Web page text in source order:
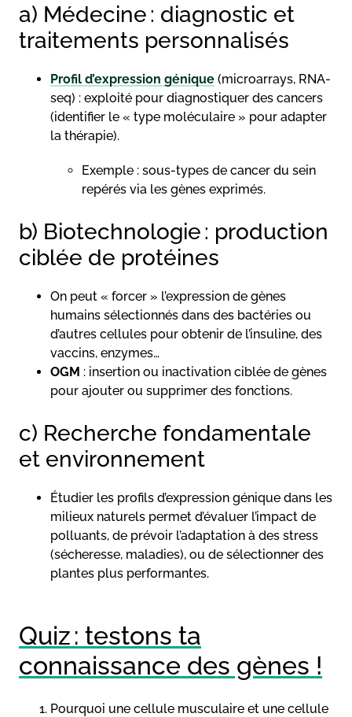
a) Médecine : diagnostic et
traitements personnalisés
Profil d’expression génique (microarrays, RNA-
seq) : exploité pour diagnostiquer des cancers
(identifier le « type moléculaire » pour adapter
la thérapie).
Exemple : sous-types de cancer du sein
repérés via les gènes exprimés.
b) Biotechnologie : production
ciblée de protéines
On peut « forcer » l’expression de gènes
humains sélectionnés dans des bactéries ou
d’autres cellules pour obtenir de l’insuline, des
vaccins, enzymes…
OGM : insertion ou inactivation ciblée de gènes
pour ajouter ou supprimer des fonctions.
c) Recherche fondamentale
et environnement
Étudier les profils d’expression génique dans les
milieux naturels permet d’évaluer l’impact de
polluants, de prévoir l’adaptation à des stress
(sécheresse, maladies), ou de sélectionner des
plantes plus performantes.
Quiz : testons ta
connaissance des gènes !
Pourquoi une cellule musculaire et une cellule